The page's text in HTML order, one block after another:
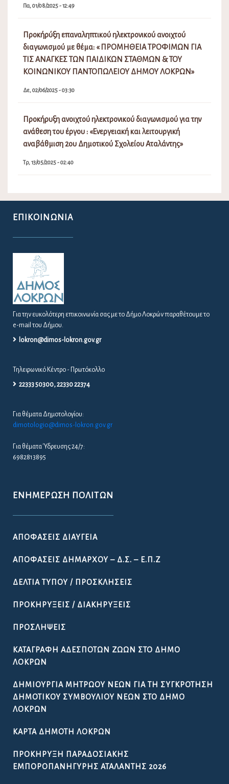
Πα, 01/08/2025 - 12:49
Προκήρύξη επαναληπτικού ηλεκτρονικού ανοιχτού
διαγωνισμού με θέμα: « ΠΡΟΜΗΘΕΙΑ ΤΡΟΦΙΜΩΝ ΓΙΑ
ΤΙΣ ΑΝΑΓΚΕΣ ΤΩΝ ΠΑΙΔΙΚΩΝ ΣΤΑΘΜΩΝ & ΤΟΥ
ΚΟΙΝΩΝΙΚΟΥ ΠΑΝΤΟΠΩΛΕΙΟΥ ΔΗΜΟΥ ΛΟΚΡΩΝ»
Δε, 02/06/2025 - 03:30
Προκήρυξη ανοιχτού ηλεκτρονικού διαγωνισμού για την
ανάθεση του έργου : «Ενεργειακή και λειτουργική
αναβάθμιση 2ου Δημοτικού Σχολείου Αταλάντης»
Τρ, 13/05/2025 - 02:40
ΕΠΙΚΟΙΝΩΝΊΑ
Για την ευκολότερη επικοινωνία σας με το Δήμο Λοκρών παραθέτουμε το
e-mail του Δήμου.
lokron@dimos-lokron.gov.gr
Τηλεφωνικό Κέντρο - Πρωτόκολλο
22333 50300, 22330 22374
Για θέματα Δημοτολογίου:
dimotologio@dimos-lokron.gov.gr
Για θέματα Ύδρευσης 24/7:
6982813895
ΕΝΗΜΈΡΩΣΗ ΠΟΛΙΤΏΝ
ΑΠΟΦΆΣΕΙΣ ΔΙΑΎΓΕΙΑ
ΑΠΟΦΆΣΕΙΣ ΔΗΜΆΡΧΟΥ – Δ.Σ. – Ε.Π.Ζ
ΔΕΛΤΊΑ ΤΎΠΟΥ / ΠΡΟΣΚΛΉΣΕΙΣ
ΠΡΟΚΗΡΎΞΕΙΣ / ΔΙΑΚΗΡΎΞΕΙΣ
ΠΡΟΣΛΉΨΕΙΣ
ΚΑΤΑΓΡΑΦΉ ΑΔΈΣΠΟΤΩΝ ΖΏΩΝ ΣΤΟ ΔΉΜΟ
ΛΟΚΡΏΝ
ΔΗΜΙΟΥΡΓΊΑ ΜΗΤΡΏΟΥ ΝΈΩΝ ΓΙΑ ΤΗ ΣΥΓΚΡΌΤΗΣΗ
ΔΗΜΟΤΙΚΟΎ ΣΥΜΒΟΥΛΊΟΥ ΝΈΩΝ ΣΤΟ ΔΉΜΟ
ΛΟΚΡΏΝ
ΚΆΡΤΑ ΔΗΜΌΤΗ ΛΟΚΡΏΝ
ΠΡΟΚΉΡΥΞΗ ΠΑΡΑΔΟΣΙΑΚΉΣ
ΕΜΠΟΡΟΠΑΝΉΓΥΡΗΣ ΑΤΑΛΆΝΤΗΣ 2026